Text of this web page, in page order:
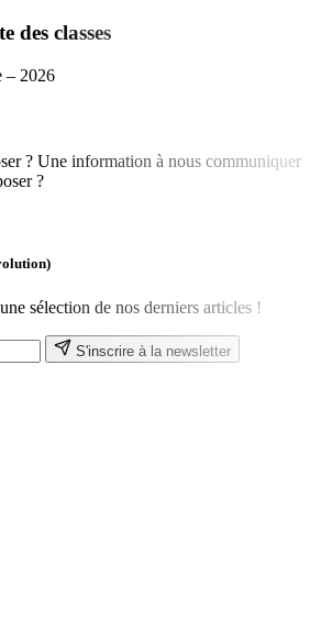
des classes
– 2026
? Une information à nous communiquer
?
sélection de nos derniers articles !
S'inscrire à la newsletter